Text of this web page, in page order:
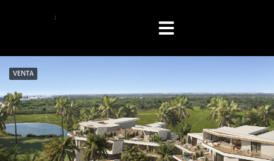
VENTA